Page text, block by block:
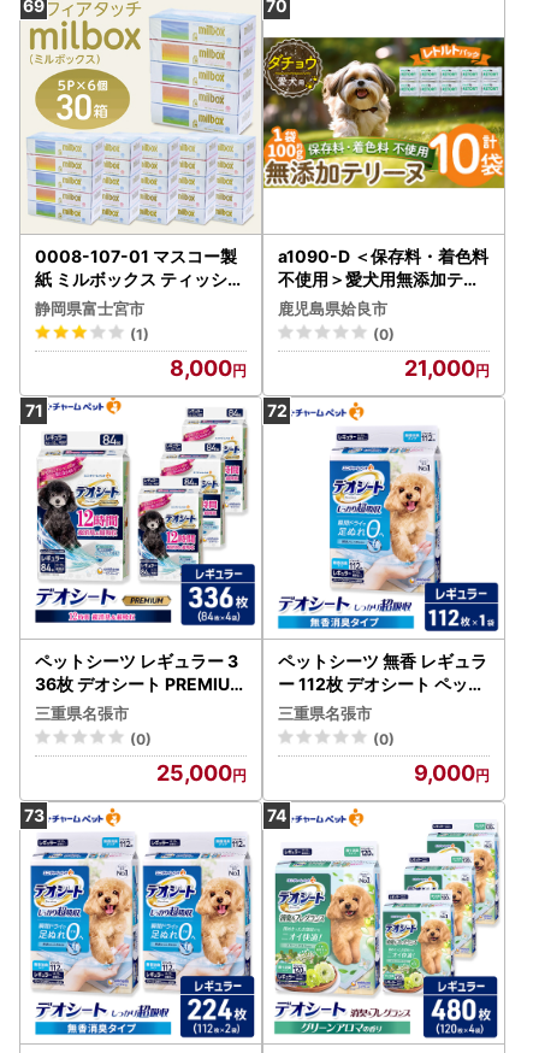
0008-107-01 マスコー製
紙 ミルボックス ティッシュ
ペーパー 180組×5箱×6パ
ック (30箱)
静岡県富士宮市
(1)
8,000
a1090-D ＜保存料・着色料
不使用＞愛犬用無添加テリ
ーヌ レトルトパック ダチョ
ウテリーヌ10袋(1袋約100
g・合計約1kg)【Nフードサ
ービス】姶良市 ダチョウ テ
リーヌ 犬 ドッグ ペット フ
ード エサ レトルト おやつ
ごはん ご飯 間食 ご褒美
鹿児島県姶良市
(0)
21,000
ペットシーツ レギュラー 3
36枚 デオシート PREMIUM
ペットシーツ
三重県名張市
(0)
25,000
ペットシーツ 無香 レギュラ
ー 112枚 デオシート ペット
シーツ
三重県名張市
(0)
9,000